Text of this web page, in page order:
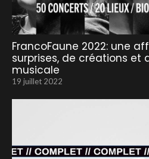
FrancoFaune 2022: une
surprises, de créations et
musicale
19 juillet 2022